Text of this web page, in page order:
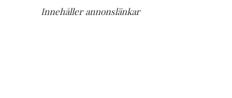
Innehåller annonslänkar